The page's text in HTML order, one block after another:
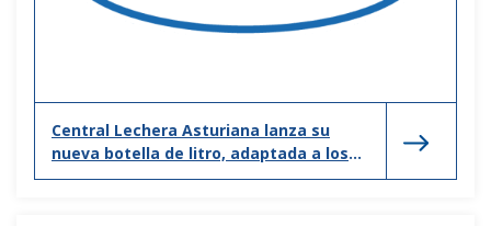
Central Lechera Asturiana lanza su
nueva botella de litro, adaptada a los
nuevos hogares y formas de consumo.